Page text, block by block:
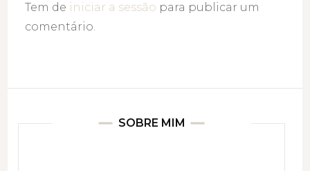
Tem de iniciar a sessão para publicar um
comentário.
SOBRE MIM